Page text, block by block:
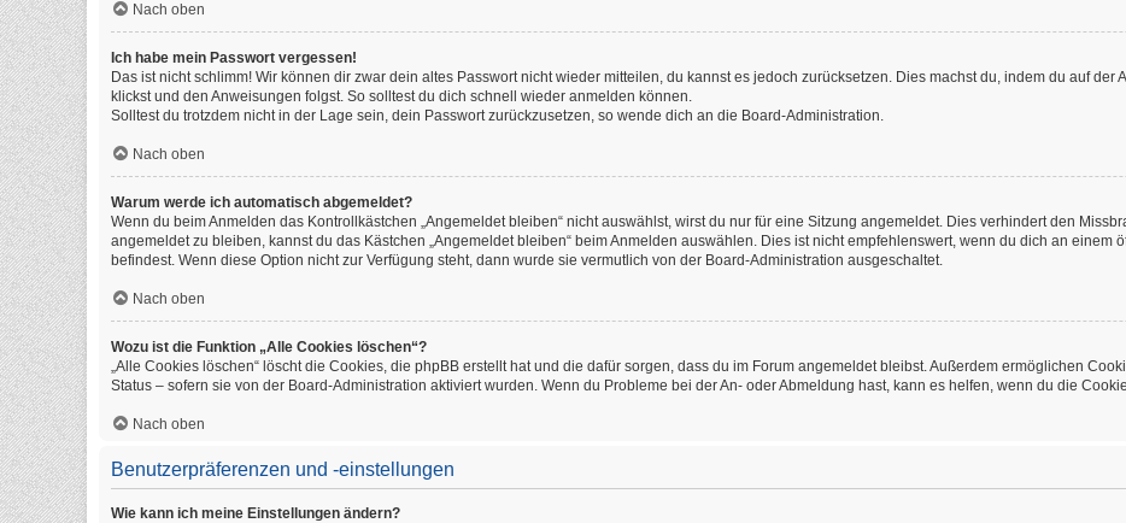
Nach oben
Ich habe mein Passwort vergessen!
Das ist nicht schlimm! Wir können dir zwar dein altes Passwort nicht wieder mitteilen, du kannst es jedoch zurücksetzen. Dies machst du, indem du auf der
klickst und den Anweisungen folgst. So solltest du dich schnell wieder anmelden können.
Solltest du trotzdem nicht in der Lage sein, dein Passwort zurückzusetzen, so wende dich an die Board-Administration.
Nach oben
Warum werde ich automatisch abgemeldet?
Wenn du beim Anmelden das Kontrollkästchen „Angemeldet bleiben“ nicht auswählst, wirst du nur für eine Sitzung angemeldet. Dies verhindert den
angemeldet zu bleiben, kannst du das Kästchen „Angemeldet bleiben“ beim Anmelden auswählen. Dies ist nicht empfehlenswert, wenn du dich an einem
befindest. Wenn diese Option nicht zur Verfügung steht, dann wurde sie vermutlich von der Board-Administration ausgeschaltet.
Nach oben
Wozu ist die Funktion „Alle Cookies löschen“?
„Alle Cookies löschen“ löscht die Cookies, die phpBB erstellt hat und die dafür sorgen, dass du im Forum angemeldet bleibst. Außerdem ermöglichen
Status – sofern sie von der Board-Administration aktiviert wurden. Wenn du Probleme bei der An- oder Abmeldung hast, kann es helfen, wenn du die
Nach oben
Benutzerpräferenzen und -einstellungen
Wie kann ich meine Einstellungen ändern?